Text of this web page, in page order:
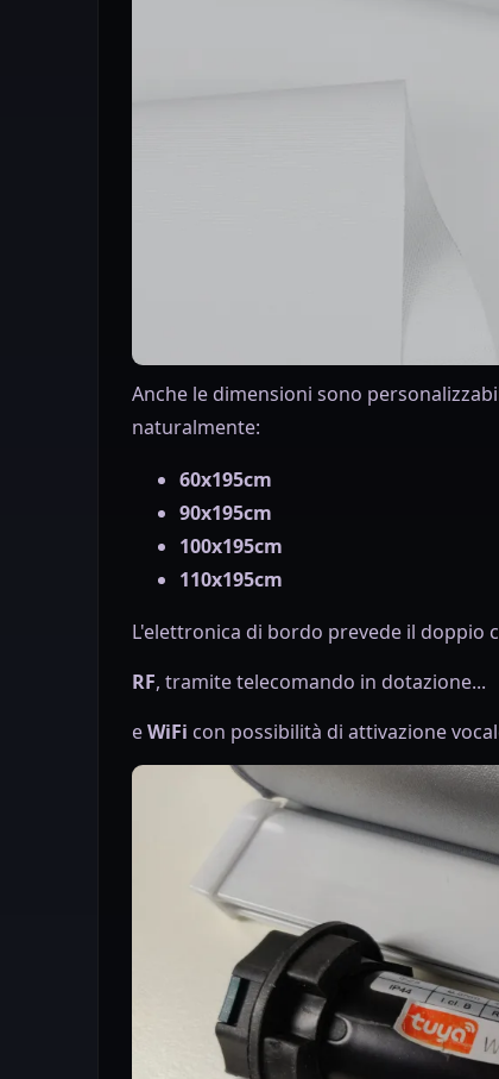
Anche le dimensioni sono
naturalmente:
60x195cm
90x195cm
100x195cm
110x195cm
L'elettronica di bordo prevede il doppio
RF, tramite telecomando in dotazione...
eWiFi con possibilità di attivazione